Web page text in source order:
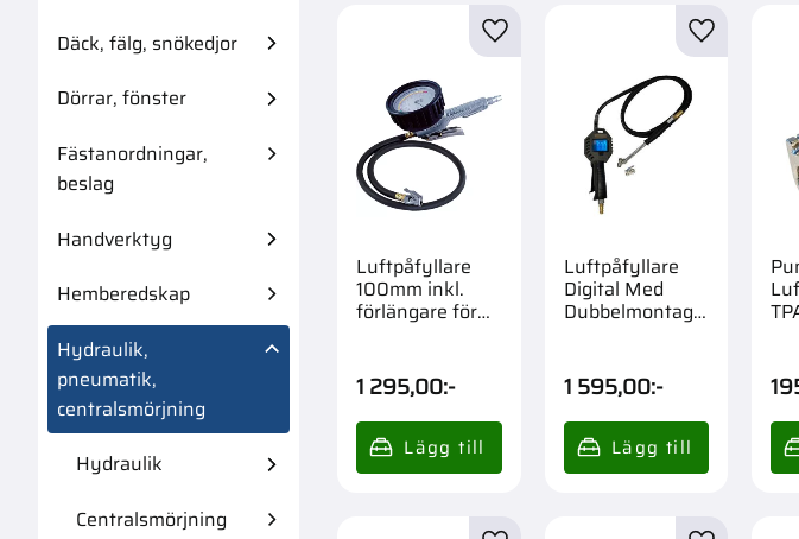
Luftpåfyllare
100mm inkl.
förlängare för
1 295,00:-
Lägg till i favoriter
Luftpåfyllare
Digital Med
Dubbelmontage
1 595,00:-
Lägg till i
Däck, fälg, snökedjor
Dörrar, fönster
Fästanordningar,
beslag
Handverktyg
Hemberedskap
Hydraulik,
pneumatik,
centralsmörjning
Hydraulik
Centralsmörjning